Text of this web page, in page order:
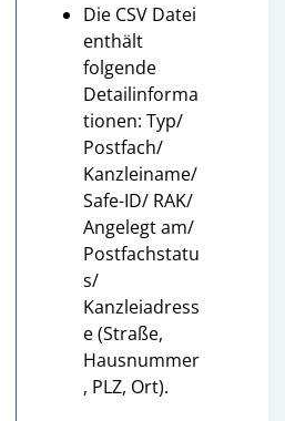
Die CSV Datei
enthält
folgende
Detailinforma
tionen: Typ/
Postfach/
Kanzleiname/
Safe-ID/ RAK/
Angelegt am/
Postfachstatu
s/
Kanzleiadress
e (Straße,
Hausnummer
, PLZ, Ort).